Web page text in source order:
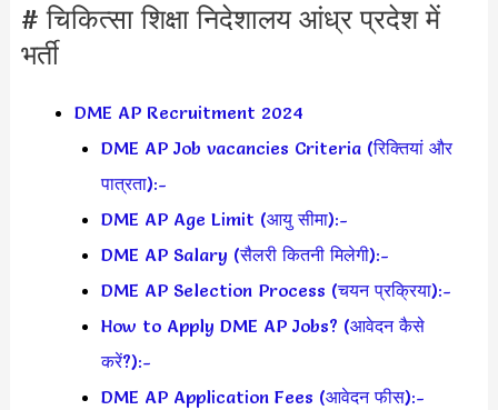
# चिकित्सा शिक्षा निदेशालय आंध्र प्रदेश में
भर्ती
DME AP Recruitment 2024
DME AP Job vacancies Criteria (रिक्तियां और
पात्रता):-
DME AP Age Limit (आयु सीमा):-
DME AP Salary (सैलरी कितनी मिलेगी):-
DME AP Selection Process (चयन प्रक्रिया):-
How to Apply DME AP Jobs? (आवेदन कैसे
करें?):-
DME AP Application Fees (आवेदन फीस):-